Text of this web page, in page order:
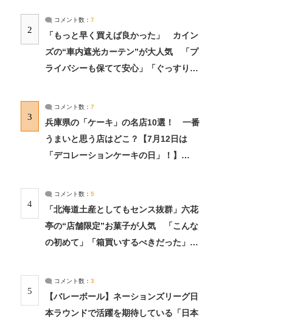
2
コメント数： 7
「もっと早く買えば良かった」 カイン
ズの“車内遮光カーテン”が大人気 「プ
ライバシーも保てて安心」「ぐっすり眠
3
コメント数： 7
兵庫県の「ケーキ」の名店10選！ 一番
うまいと思う店はどこ？【7月12日は
「デコレーションケーキの日」！】
4
コメント数： 5
「北海道土産としてもセンス抜群」六花
亭の“店舗限定”お菓子が人気 「こんな
の初めて」「箱買いするべきだった」
5
コメント数： 3
【バレーボール】ネーションズリーグ日
本ラウンドで活躍を期待している「日本